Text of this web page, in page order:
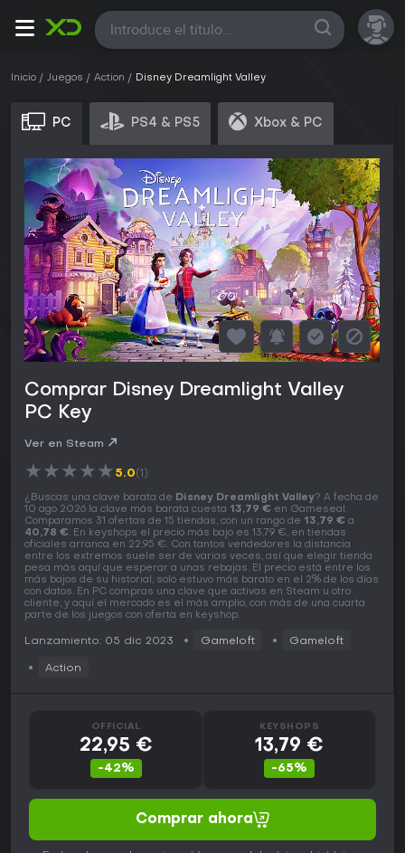
Todas
Inicio Juegos Action Disney Dreamlight Valley
PC PS4 & PS5 Xbox & PC
Comprar Disney Dreamlight Valley
PC Key
Ver en Steam
★★★★★ 5.0(1)
¿Buscas una clave barata de Disney Dreamlight Valley? A fecha de
10 ago 2026 la clave más barata cuesta 13,79 € en Gameseal.
Comparamos 31 ofertas de 15 tiendas, con un rango de 13,79 € a
40,78 €. En keyshops el precio más bajo es 13,79 €, en tiendas
oficiales arranca en 22,95 €. Con tantos vendedores la distancia
entre los extremos suele ser de varias veces, así que elegir tienda
pesa más aquí que esperar a unas rebajas. El precio está entre los
más bajos de su historial, solo estuvo más barato en el 2% de los días
con datos. En PC compras una clave que activas en Steam u otro
cliente, y aquí el mercado es el más amplio, con más de una cuarta
parte de los juegos con oferta en keyshop.
Lanzamiento: 05 dic 2023 Gameloft Gameloft
Action
OFFICIAL
22,95 €
-42%
KEYSHOPS
13,79 €
-65%
Comprar ahora